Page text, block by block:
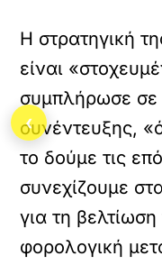
Η στρατηγική
είναι
συμπλήρωσε σε
συνέντευξης,
το δούμε τις
συνεχίζουμε
για τη
φορολογική
‹